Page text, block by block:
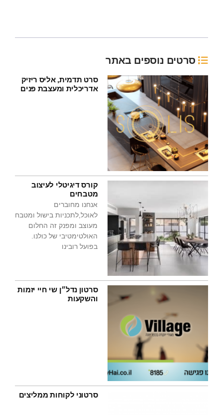
סרטים נוספים באתר
סרט תדמית, אליס ריזיק
אדריכלית ומעצבת פנים
קורס דיגיטלי לעיצוב
מטבחים
אנחנו מחוברים
לאוכל,לתכניות בישול ומטבח
מעוצב ומפנק זה החלום
האולטימטיבי של כולנו.
בפועל רובינו
סרטון נדל״ן שי חיי יזמות
והשקעות
סרטוני לקוחות ממליצים